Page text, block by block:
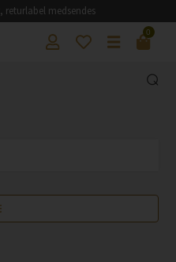
returlabel medsendes
0